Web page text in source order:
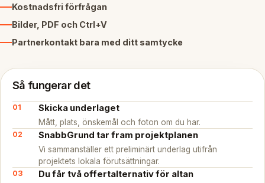
Kostnadsfri förfrågan
Bilder, PDF och Ctrl+V
Partnerkontakt bara med ditt samtycke
Så fungerar det
Skicka underlaget
Mått, plats, önskemål och foton om du har.
SnabbGrund tar fram projektplanen
Vi sammanställer ett preliminärt underlag utifrån
projektets lokala förutsättningar.
Du får två offertalternativ för altan